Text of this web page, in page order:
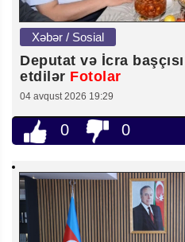
Xəbər / Sosial
Deputat və İcra
etdilər Fotolar
04 avqust 2026 19:29
0 0